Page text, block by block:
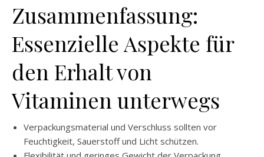
Zusammenfassung:
Essenzielle Aspekte für
den Erhalt von
Vitaminen unterwegs
Verpackungsmaterial und Verschluss sollten vor
Feuchtigkeit, Sauerstoff und Licht schützen.